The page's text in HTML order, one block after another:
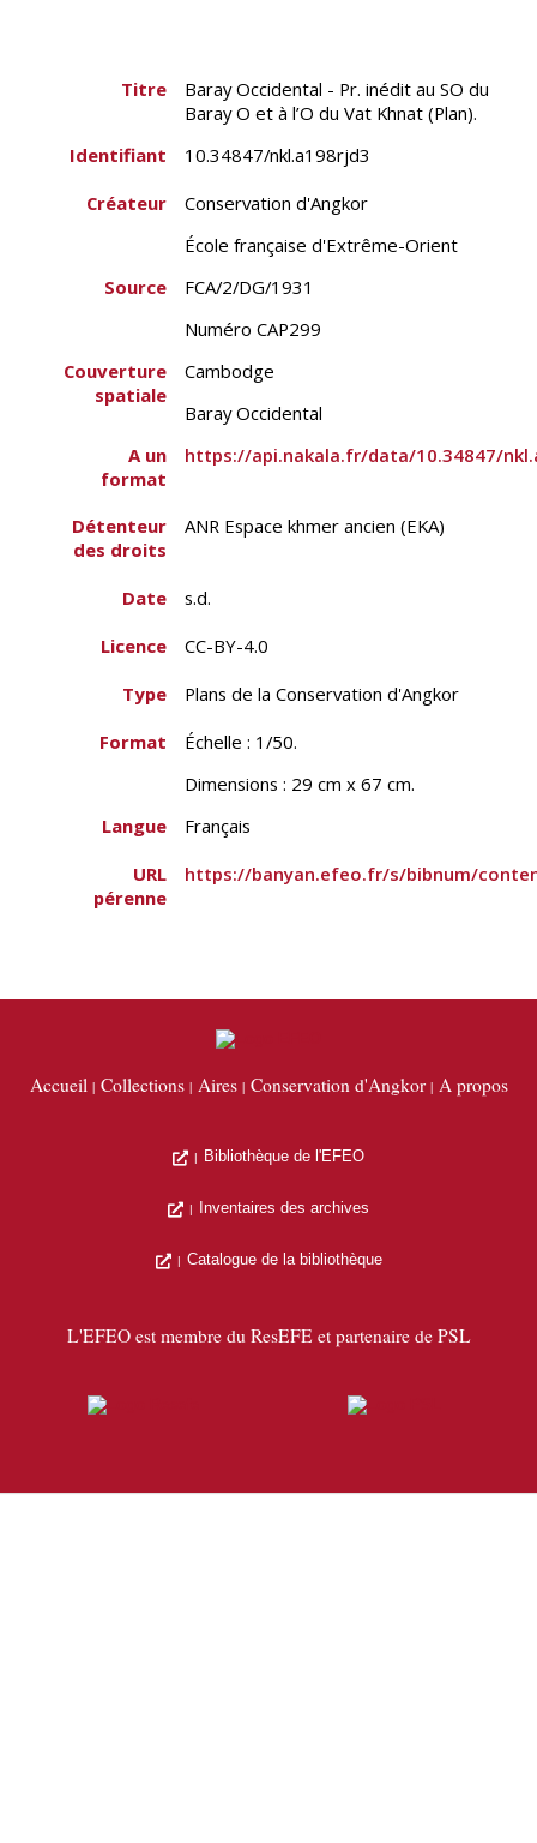
Titre
Baray Occidental - Pr. inédit au SO du
Baray O et à l’O du Vat Khnat (Plan).
Identifiant
10.34847/nkl.a198rjd3
Créateur
Conservation d'Angkor
École française d'Extrême-Orient
Source
FCA/2/DG/1931
Numéro CAP299
Couverture
spatiale
Cambodge
Baray Occidental
A un
format
https://api.nakala.fr/data/10.34847/
Détenteur
des droits
ANR Espace khmer ancien (EKA)
Date
s.d.
Licence
CC-BY-4.0
Type
Plans de la Conservation d'Angkor
Format
Échelle : 1/50.
Dimensions : 29 cm x 67 cm.
Langue
Français
URL
pérenne
https://banyan.efeo.fr/s/bibnum/
Accueil Collections Aires Conservation d'Angkor A propos
Bibliothèque de l'EFEO
Inventaires des archives
Catalogue de la bibliothèque
L'EFEO est membre du ResEFE et partenaire de PSL